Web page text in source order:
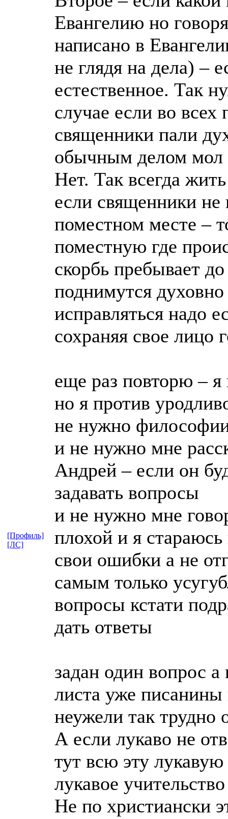
Евангелию но
написано в
не глядя на дела) –
естественное. Так
случае если во
священники пали
обычным делом мол
Нет. Так всегда
если священники не
поместном месте –
поместную где
скорбь пребывает
поднимутся
исправляться надо
сохраняя свое лицо
еще раз повторю – я
но я против
не нужно
и не нужно мне
Андрей – если он
задавать вопросы
и не нужно мне
плохой и я стараюсь
свои ошибки а не
самым только
вопросы кстати
дать ответы
задан один вопрос а
листа уже писанины
неужели так трудно
А если лукаво не
тут всю эту лукавую
лукавое
Не по христиански
[Профиль]
[ЛС]